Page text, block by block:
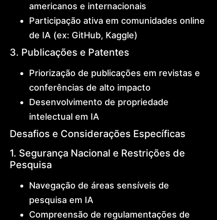
americanos e internacionais
Participação ativa em comunidades online
de IA (ex: GitHub, Kaggle)
3. Publicações e Patentes
Priorização de publicações em revistas e
conferências de alto impacto
Desenvolvimento de propriedade
intelectual em IA
Desafios e Considerações Específicas
1. Segurança Nacional e Restrições de
Pesquisa
Navegação de áreas sensíveis de
pesquisa em IA
Compreensão de regulamentações de